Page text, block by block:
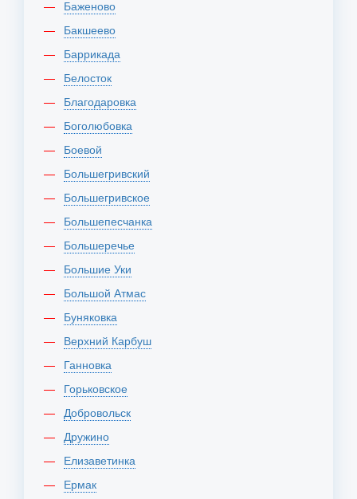
Баженово
Бакшеево
Баррикада
Белосток
Благодаровка
Боголюбовка
Боевой
Большегривский
Большегривское
Большепесчанка
Большеречье
Большие Уки
Большой Атмас
Буняковка
Верхний Карбуш
Ганновка
Горьковское
Добровольск
Дружино
Елизаветинка
Ермак